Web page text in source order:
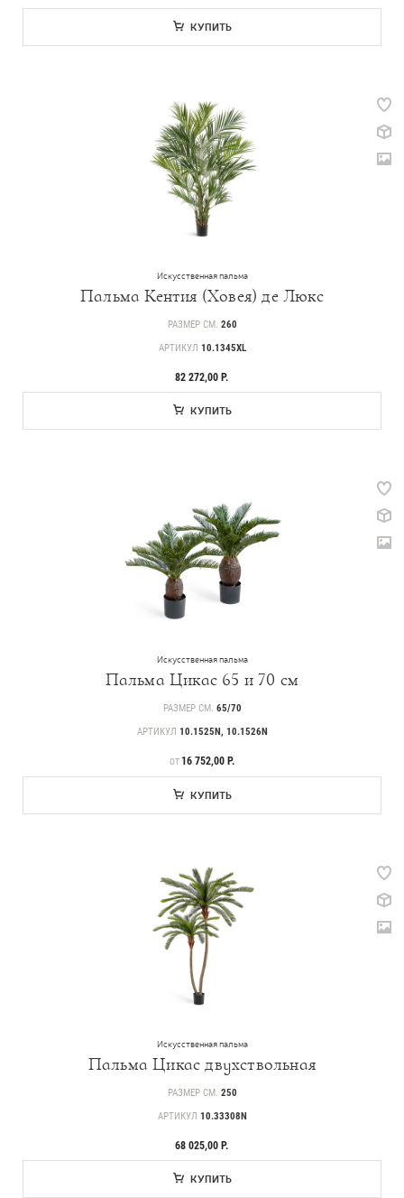
КУПИТЬ
Искусственная пальма
Пальма Кентия (Ховея) де Люкс
РАЗМЕР СМ. 260
АРТИКУЛ 10.1345XL
82 272,00 Р.
КУПИТЬ
Искусственная пальма
Пальма Цикас 65 и 70 см
РАЗМЕР СМ. 65/70
АРТИКУЛ 10.1525N, 10.1526N
ЦЕНА
ОТ 16 752,00 Р.
КУПИТЬ
Искусственная пальма
Пальма Цикас двухствольная
РАЗМЕР СМ. 250
АРТИКУЛ 10.33308N
68 025,00 Р.
КУПИТЬ